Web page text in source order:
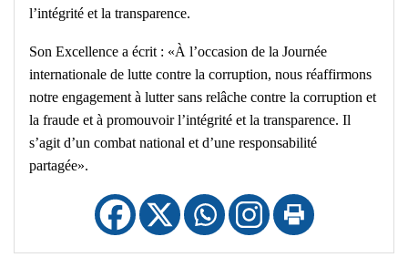
l’intégrité et la transparence.
Son Excellence a écrit : «À l’occasion de la Journée
internationale de lutte contre la corruption, nous réaffirmons
notre engagement à lutter sans relâche contre la corruption et
la fraude et à promouvoir l’intégrité et la transparence. Il
s’agit d’un combat national et d’une responsabilité
partagée».